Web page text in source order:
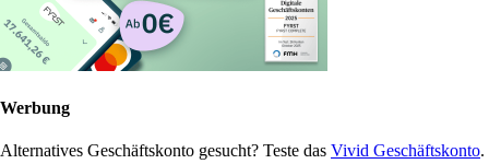
Werbung
Alternatives Geschäftskonto gesucht? Teste das Vivid Geschäftskonto.